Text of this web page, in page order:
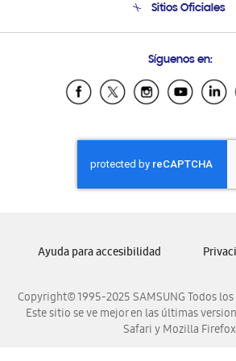
Condiciones de Compra
Soporte vía eMail
Sitios Oficiales
Samsung Ecuador
Samsung El Salvador
Samsung Honduras
Samsung Nicaragua
Samsung Panamá
Samsung Venezuela
Síguenos en:
Copyright© 1995-2025 SAMSUNG Todos
Este sitio se ve mejor en las últimas
Safari y Mozilla
Ayuda para accesibilidad